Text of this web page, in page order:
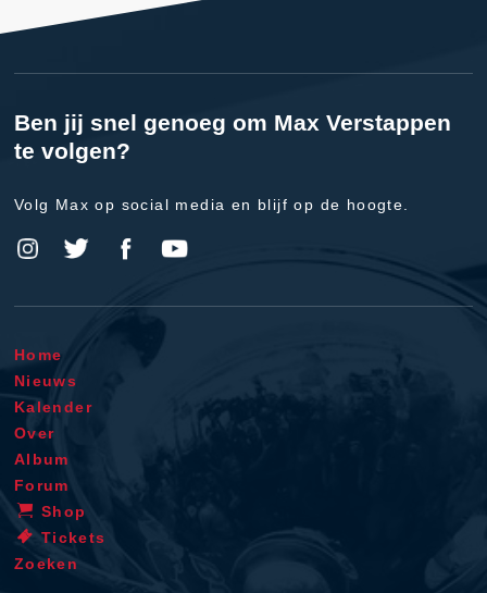
Ben jij snel genoeg om Max Verstappen
te volgen?
Volg Max op social media en blijf op de hoogte.
Home
Nieuws
Kalender
Over
Album
Forum
Shop
Tickets
Zoeken